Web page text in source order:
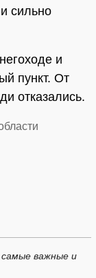
сильно
и
пункт. От
отказались.
важные и